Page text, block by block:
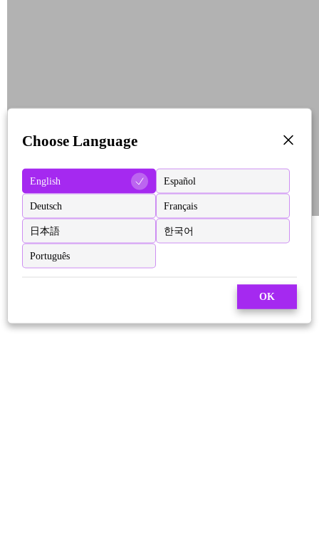
Choose Language
English Español
Deutsch Français
日本語 한국어
Português
OK